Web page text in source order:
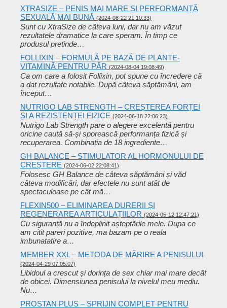
XTRASIZE – PENIS MAI MARE ȘI PERFORMANȚĂ
SEXUALĂ MAI BUNĂ (2024-08-22 21:10:33)
Sunt cu XtraSize de câteva luni, dar nu am văzut
rezultatele dramatice la care speram. În timp ce
produsul pretinde…
FOLLIXIN – FORMULĂ PE BAZĂ DE PLANTE-
VITAMINĂ PENTRU PĂR (2024-08-04 19:08:49)
Ca om care a folosit Follixin, pot spune cu încredere că
a dat rezultate notabile. După câteva săptămâni, am
început…
NUTRIGO LAB STRENGTH – CREȘTEREA FORȚEI
ȘI A REZISTENȚEI FIZICE (2024-06-18 22:06:23)
Nutrigo Lab Strength pare o alegere excelentă pentru
oricine caută să-și sporească performanța fizică și
recuperarea. Combinația de 18 ingrediente…
GH BALANCE – STIMULATOR AL HORMONULUI DE
CREȘTERE (2024-06-02 22:08:41)
Folosesc GH Balance de câteva săptămâni și văd
câteva modificări, dar efectele nu sunt atât de
spectaculoase pe cât mă…
FLEXIN500 – ELIMINAREA DURERII ȘI
REGENERAREA ARTICULAȚIILOR (2024-05-12 12:47:21)
Cu siguranță nu a îndeplinit așteptările mele. Dupa ce
am citit pareri pozitive, ma bazam pe o reala
imbunatatire a…
MEMBER XXL – METODA DE MĂRIRE A PENISULUI
(2024-04-29 07:05:07)
Libidoul a crescut și dorința de sex chiar mai mare decât
de obicei. Dimensiunea penisului la nivelul meu mediu.
Nu…
PROSTAN PLUS – SPRIJIN COMPLET PENTRU